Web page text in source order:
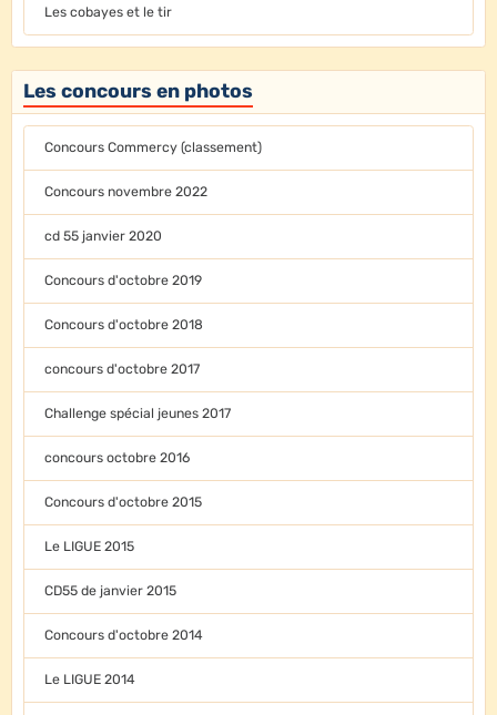
Les cobayes et le tir
Les concours en photos
Concours Commercy (classement)
Concours novembre 2022
cd 55 janvier 2020
Concours d'octobre 2019
Concours d'octobre 2018
concours d'octobre 2017
Challenge spécial jeunes 2017
concours octobre 2016
Concours d'octobre 2015
Le LIGUE 2015
CD55 de janvier 2015
Concours d'octobre 2014
Le LIGUE 2014